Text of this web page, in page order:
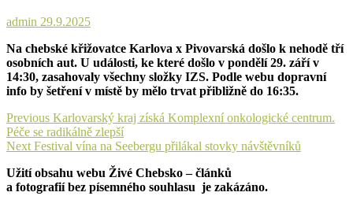
admin 29.9.2025
Na chebské křižovatce Karlova x Pivovarská došlo k nehodě tří
osobních aut. U události, ke které došlo v pondělí 29. září v
14:30, zasahovaly všechny složky IZS. Podle webu dopravní
info by šetření v místě by mělo trvat přibližně do 16:35.
Navigace
pro
příspěvek
Previous Previous
post:
Karlovarský kraj získá Komplexní onkologické centrum.
Péče se radikálně zlepší
Next Next
Festival vína na Seebergu přilákal stovky návštěvníků
Užití obsahu webu Živé Chebsko – článků
a fotografií bez písemného souhlasu je zakázáno.